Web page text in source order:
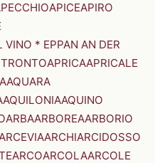
APICEAPIRO
* EPPAN AN DER
APRICAAPRICALE
AQUARA
AQUILONIAAQUINO
ARBAARBOREAARBORIO
ARCHIARCIDOSSO
ARCOARCOLAARCOLE